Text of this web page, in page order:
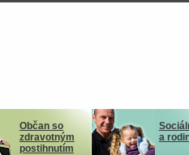
Občan so
zdravotným
postihnutím
a